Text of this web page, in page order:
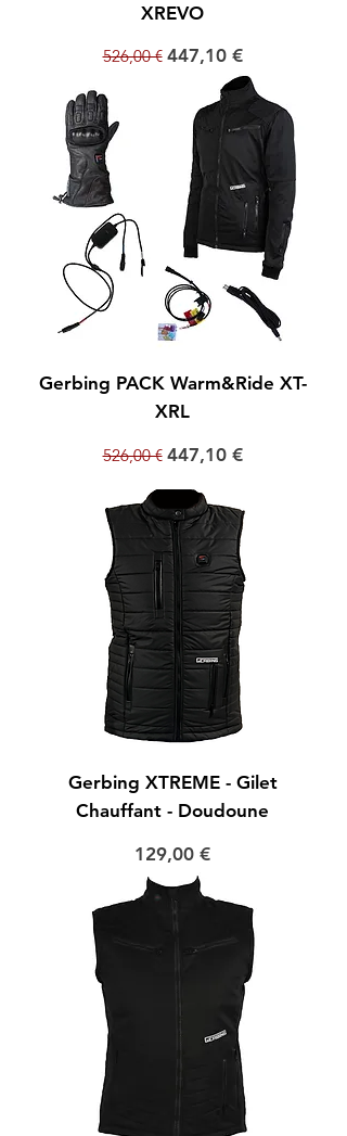
XREVO
Prix original
526,00 € Prix promotionnel
447,10 €
Gerbing PACK Warm&Ride XT-
XRL
Prix original
526,00 € Prix promotionnel
447,10 €
Gerbing XTREME - Gilet
Chauffant - Doudoune
Prix
129,00 €